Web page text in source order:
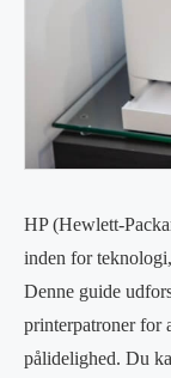
HP (Hewlett-
inden for
Denne guide
printerpatroner for
pålidelighed. Du